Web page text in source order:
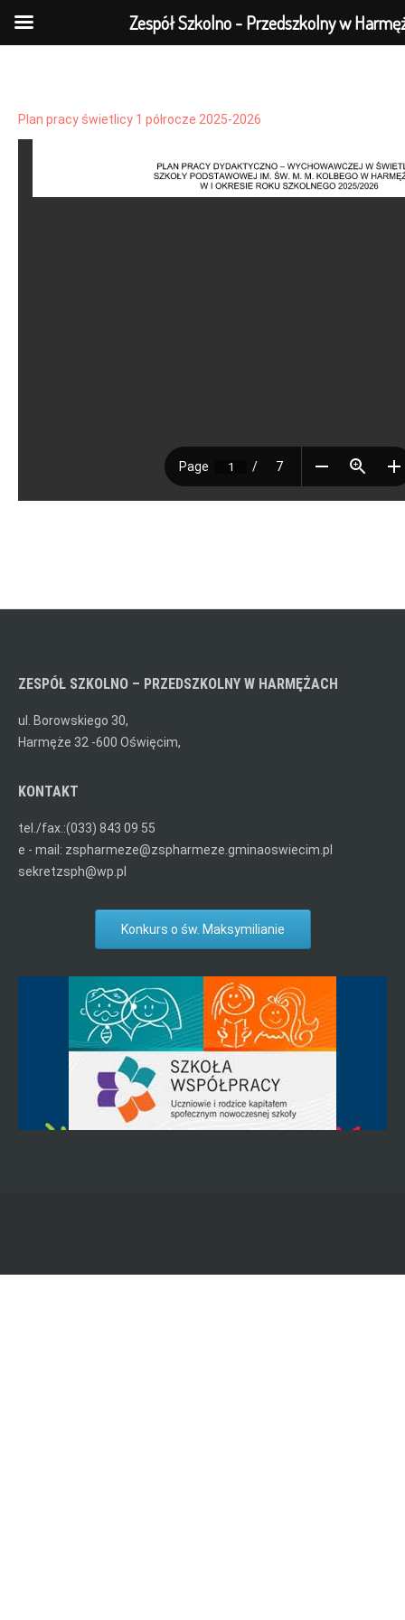
Plan pracy świetlicy 1 półrocze 2025-2026
ZESPÓŁ SZKOLNO – PRZEDSZKOLNY W HARMĘŻACH
ul. Borowskiego 30,
Harmęże 32 -600 Oświęcim,
KONTAKT
tel./fax.:(033) 843 09 55
e - mail: zspharmeze@zspharmeze.gminaoswiecim.pl
sekretzsph@wp.pl
Konkurs o św. Maksymilianie
Zespół Szkolno - Przedszkolny w